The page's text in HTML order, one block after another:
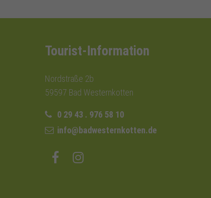
Tourist-Information
Nordstraße 2b
59597 Bad Westernkotten
0 29 43 . 976 58 10
info@badwesternkotten.de